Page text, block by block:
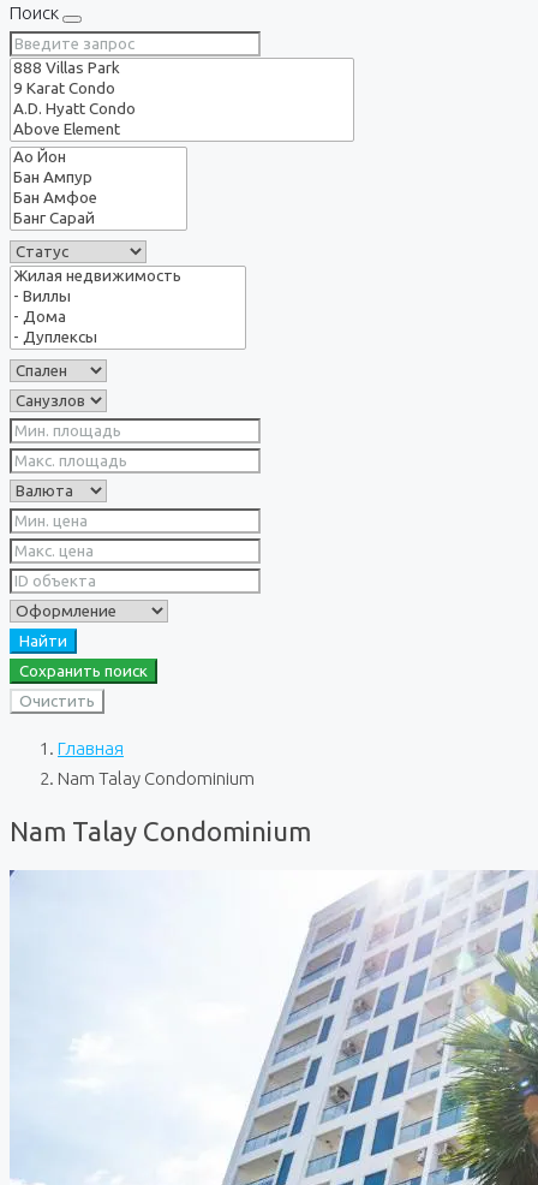
Поиск
Найти
Сохранить поиск
Очистить
Главная
Nam Talay Condominium
Nam Talay Condominium